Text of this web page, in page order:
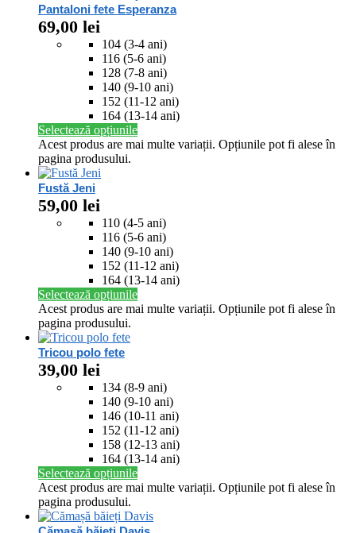
Pantaloni fete Esperanza
69,00 lei
104 (3-4 ani)
116 (5-6 ani)
128 (7-8 ani)
140 (9-10 ani)
152 (11-12 ani)
164 (13-14 ani)
Selectează opțiunile
Acest produs are mai multe variații. Opțiunile pot fi alese în
pagina produsului.
Fustă Jeni
59,00 lei
110 (4-5 ani)
116 (5-6 ani)
140 (9-10 ani)
152 (11-12 ani)
164 (13-14 ani)
Selectează opțiunile
Acest produs are mai multe variații. Opțiunile pot fi alese în
pagina produsului.
Tricou polo fete
39,00 lei
134 (8-9 ani)
140 (9-10 ani)
146 (10-11 ani)
152 (11-12 ani)
158 (12-13 ani)
164 (13-14 ani)
Selectează opțiunile
Acest produs are mai multe variații. Opțiunile pot fi alese în
pagina produsului.